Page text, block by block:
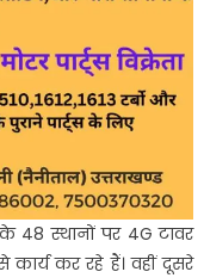
स्थानों पर 4G टावर
कर रहे हैं। वहीं दूसरे